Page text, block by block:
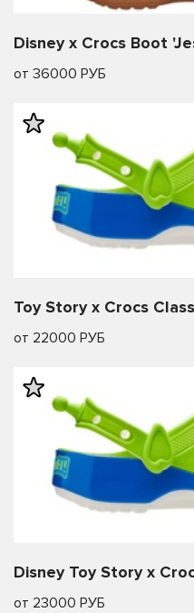
Disney x Crocs Boot
от 36000 РУБ
Toy Story x Crocs
от 22000 РУБ
Disney Toy Story x
от 23000 РУБ